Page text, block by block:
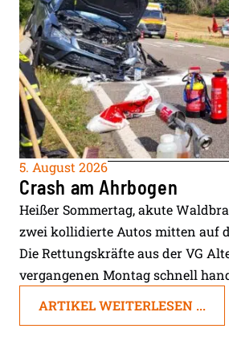
5. August 2026
Crash am Ahrbogen
Heißer Sommertag, akute
zwei kollidierte Autos mitten auf
Die Rettungskräfte aus der VG
vergangenen Montag schnell
ARTIKEL WEITERLESEN ...